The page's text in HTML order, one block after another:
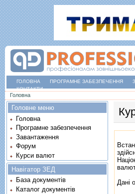
ГОЛОВНА ПРОГРАМНЕ ЗАБЕЗПЕЧЕННЯ
КОНТАКТИ
Ви є тут
Головна
Дані
Головне меню
Головна
Програмне забезпечення
Завантаження
Форум
Курси валют
Навігатор ЗЕД
База документів
Каталог документів